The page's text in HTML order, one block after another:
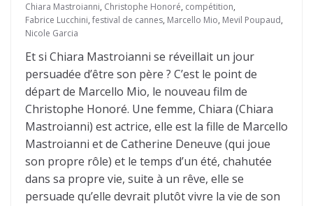
Chiara Mastroianni, Christophe Honoré, compétition,
Fabrice Lucchini, festival de cannes, Marcello Mio, Mevil Poupaud,
Nicole Garcia
Et si Chiara Mastroianni se réveillait un jour
persuadée d’être son père ? C’est le point de
départ de Marcello Mio, le nouveau film de
Christophe Honoré. Une femme, Chiara (Chiara
Mastroianni) est actrice, elle est la fille de Marcello
Mastroianni et de Catherine Deneuve (qui joue
son propre rôle) et le temps d’un été, chahutée
dans sa propre vie, suite à un rêve, elle se
persuade qu’elle devrait plutôt vivre la vie de son